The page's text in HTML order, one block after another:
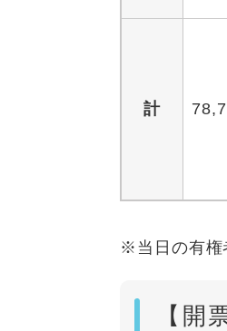
計
※当日の有権
【